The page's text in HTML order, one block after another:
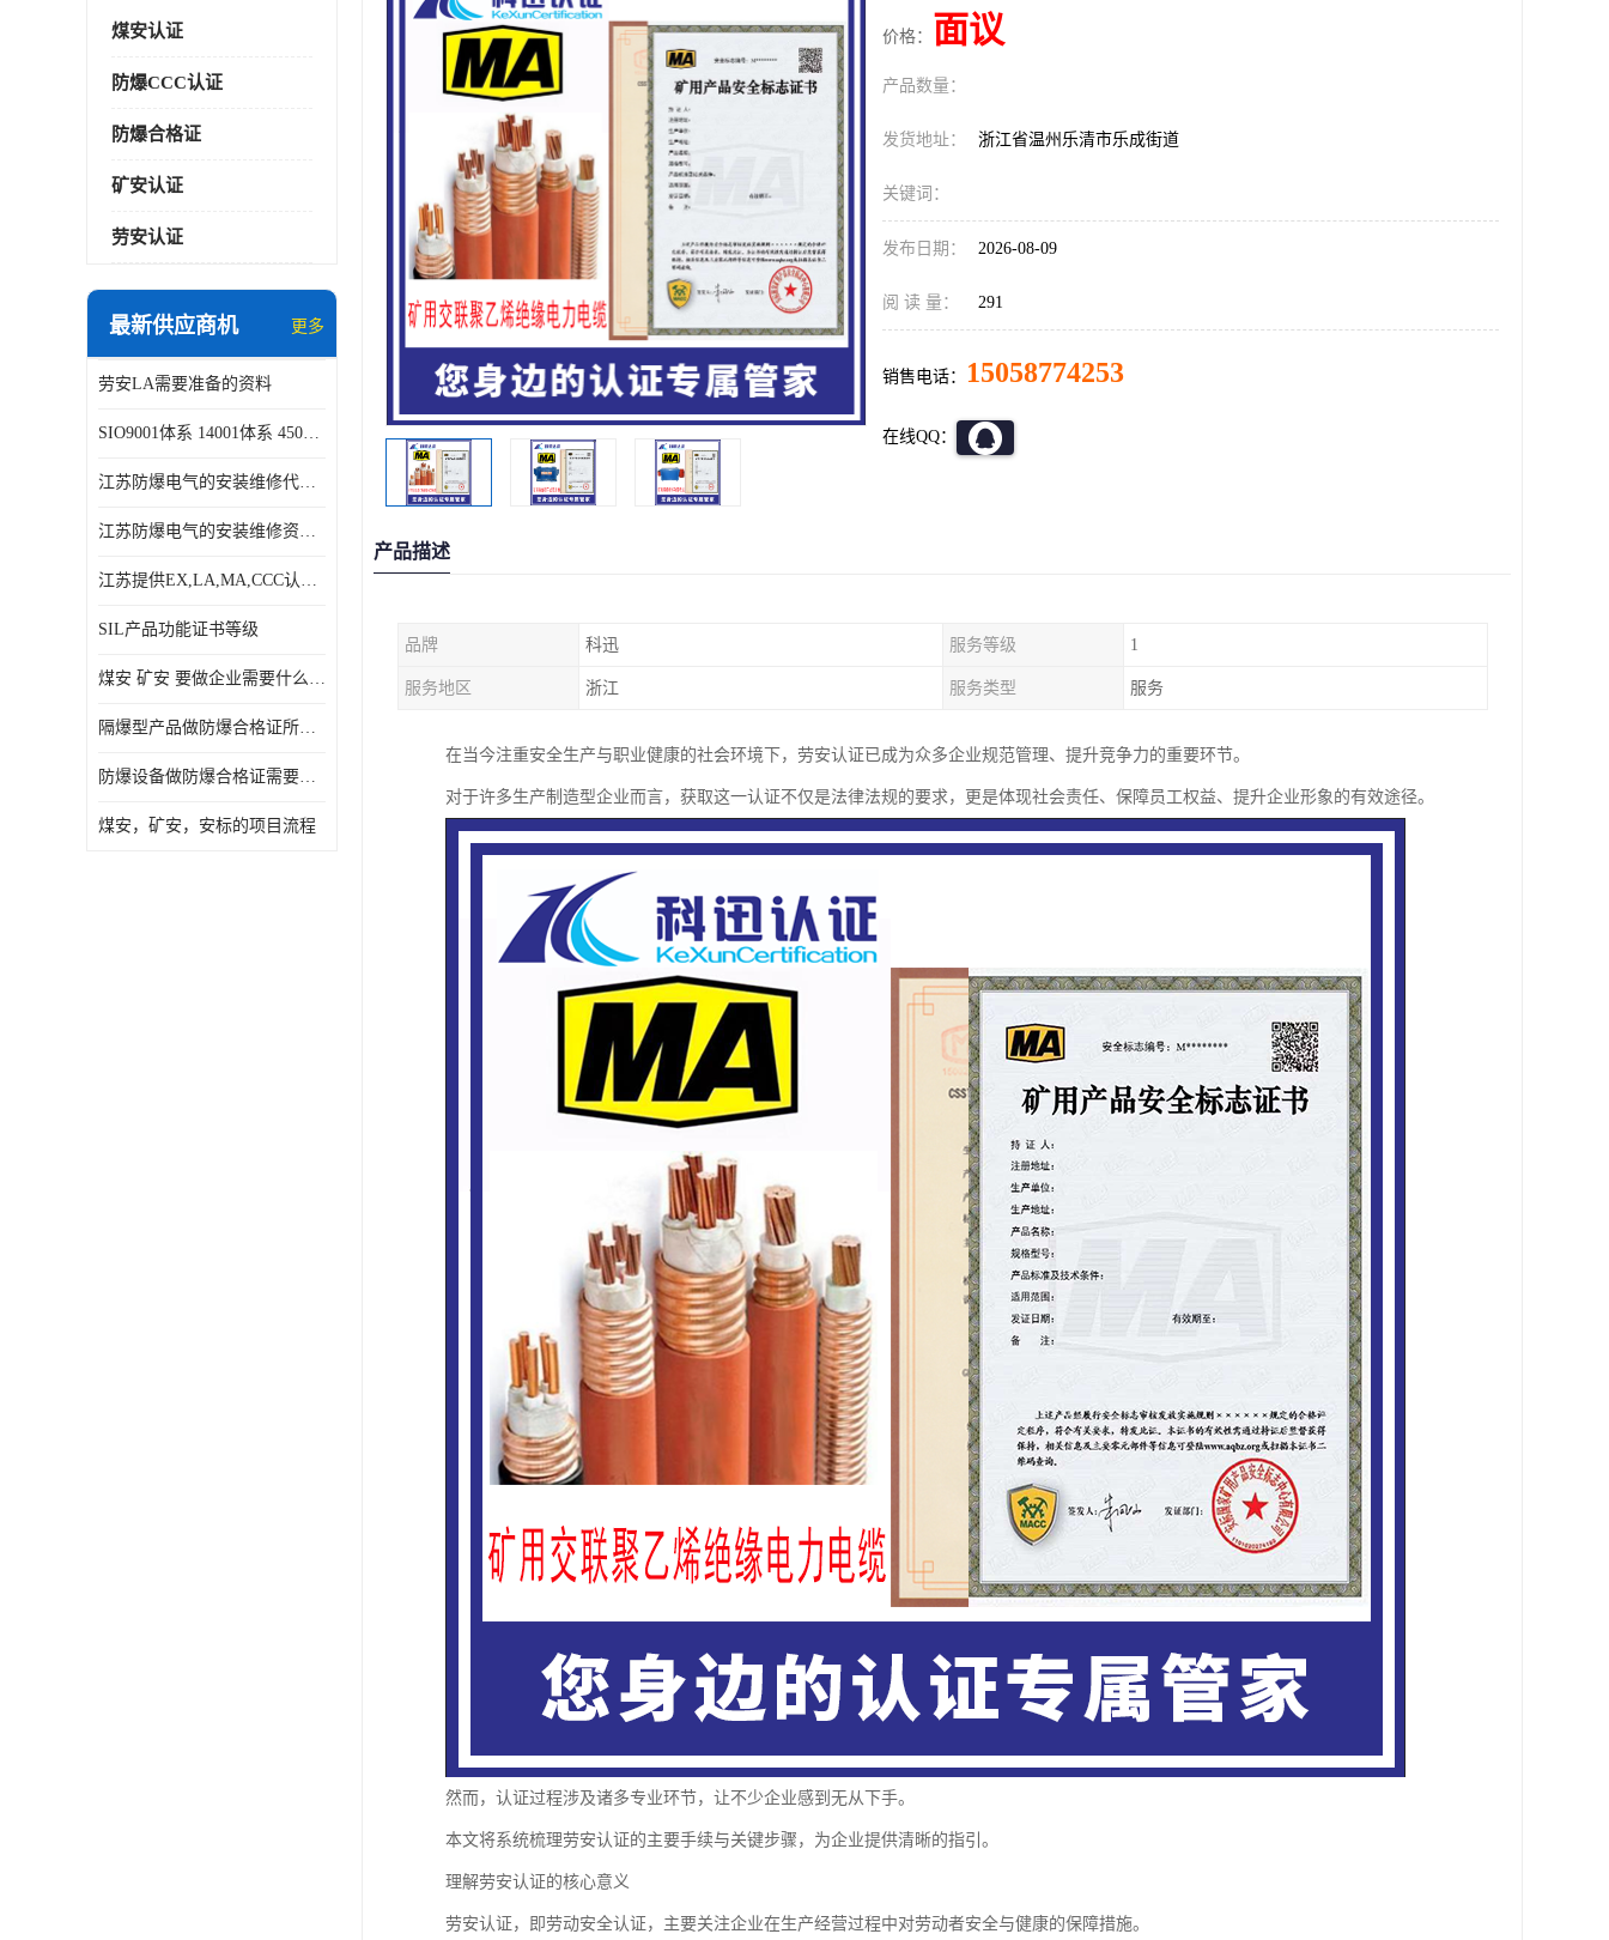
煤安认证
防爆CCC认证
防爆合格证
矿安认证
劳安认证
最新供应商机 更多
劳安LA需要准备的资料
SIO9001体系 14001体系 45001体系认证咨询
江苏防爆电气的安装维修代理代办
江苏防爆电气的安装维修资质证书
江苏提供EX,LA,MA,CCC认证，免费咨询服务
SIL产品功能证书等级
煤安 矿安 要做企业需要什么条件
隔爆型产品做防爆合格证所需资料
防爆设备做防爆合格证需要的资料
煤安，矿安，安标的项目流程
价格： 面议
产品数量：
发货地址： 浙江省温州乐清市乐成街道
关键词：
发布日期： 2026-08-09
阅 读 量： 291
销售电话： 15058774253
在线QQ：
产品描述
品牌 科迅 服务等级 1
服务地区 浙江 服务类型 服务
在当今注重安全生产与职业健康的社会环境下，劳安认证已成为众多企业规范管理、提升竞争力的重要环节。
对于许多生产制造型企业而言，获取这一认证不仅是法律法规的要求，更是体现社会责任、保障员工权益、提升企业形象的有效途径。
然而，认证过程涉及诸多专业环节，让不少企业感到无从下手。
本文将系统梳理劳安认证的主要手续与关键步骤，为企业提供清晰的指引。
理解劳安认证的核心意义
劳安认证，即劳动安全认证，主要关注企业在生产经营过程中对劳动者安全与健康的保障措施。